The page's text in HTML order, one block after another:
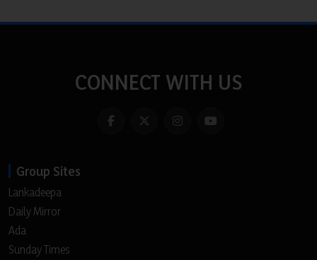
CONNECT WITH US
Group Sites
Lankadeepa
Daily Mirror
Ada
Sunday Times